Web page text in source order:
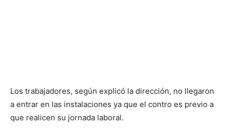
Los trabajadores, según explicó la dirección, no llegaron
a entrar en las instalaciones ya que el contro es previo a
que realicen su jornada laboral.